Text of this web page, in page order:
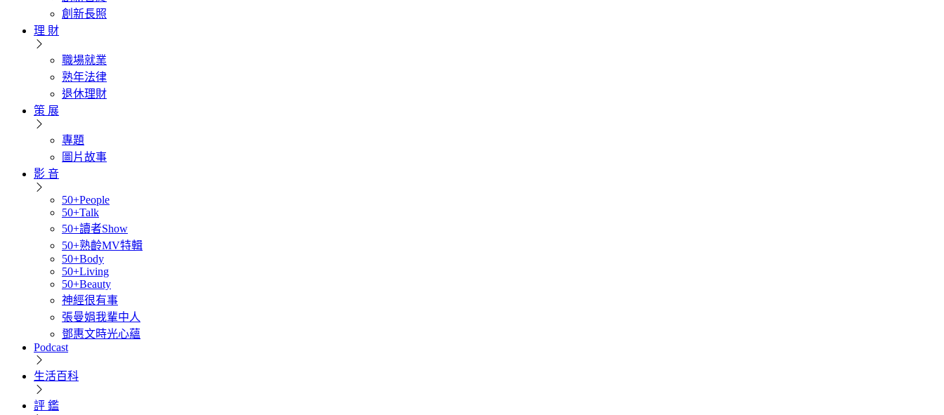
創新長照
理 財
職場就業
熟年法律
退休理財
策 展
專題
圖片故事
影 音
50+People
50+Talk
50+讀者Show
50+熟齡MV特輯
50+Body
50+Living
50+Beauty
神經很有事
張曼娟我輩中人
鄧惠文時光心蘊
Podcast
生活百科
評 鑑